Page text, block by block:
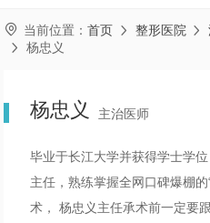
 当前位置：首页  整形医院 
 杨忠义
杨忠义 主治医师
毕业于长江大学并获得学士学
主任，熟练掌握全网口碑爆棚
术， 杨忠义主任承术前一定要